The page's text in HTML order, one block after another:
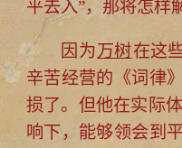
平去入”，那将怎样
因为万树在这
辛苦经营的《词律
损了。但他在实际
响下，能够领会到